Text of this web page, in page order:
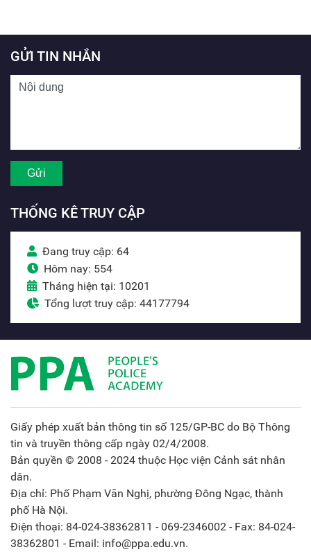
GỬI TIN NHẮN
THỐNG KÊ TRUY CẬP
Đang truy cập: 64
Hôm nay: 554
Tháng hiện tại: 10201
Tổng lượt truy cập: 44177794
Giấy phép xuất bản thông tin số 125/GP-BC do Bộ Thông
tin và truyền thông cấp ngày 02/4/2008.
Bản quyền © 2008 - 2024 thuộc Học viện Cảnh sát nhân
dân.
Địa chỉ: Phố Phạm Văn Nghị, phường Đông Ngạc, thành
phố Hà Nội.
Điện thoại: 84-024-38362811 - 069-2346002 - Fax: 84-024-
38362801 - Email: info@ppa.edu.vn.